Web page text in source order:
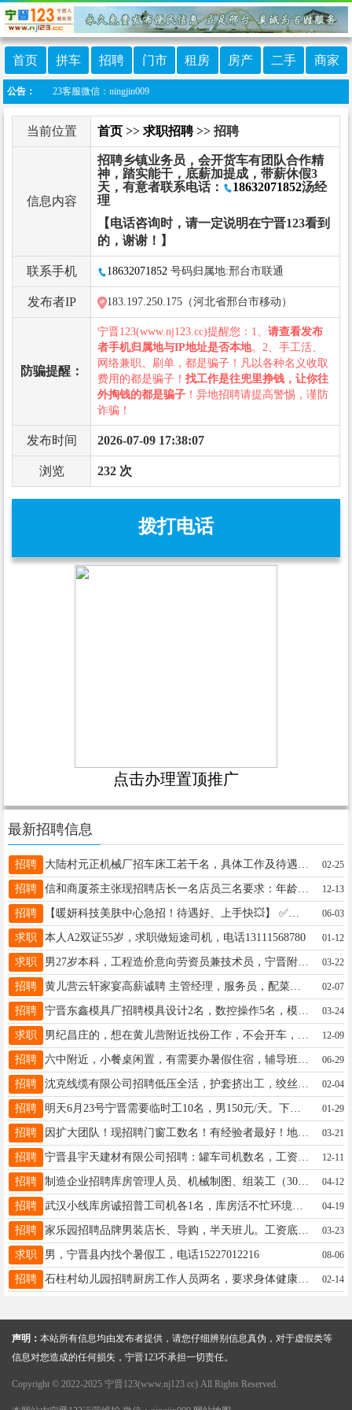
首页 拼车 招聘 门市 租房 房产 二手 商家
公告：
加宁晋123客服微信：ningjin009
当前位置 首页 >> 求职招聘>> 招聘
信息内容
招聘乡镇业务员，会开货车有团队合作精
神，踏实能干，底薪加提成，带薪休假3
天，有意者联系电话：
18632071852汤经
理
【电话咨询时，请一定说明在宁晋123看到
的，谢谢！】
联系手机 18632071852 号码归属地:邢台市联通
发布者IP 183.197.250.175（河北省邢台市移动）
防骗提醒：
宁晋123(www.nj123.cc)提醒您：1、 请查看发布
者手机归属地与IP地址是否本地。2、手工活、
网络兼职、刷单，都是骗子！凡以各种名义收取
费用的都是骗子！ 找工作是往兜里挣钱，让你往
外掏钱的都是骗子 ！异地招聘请提高警惕，谨防
诈骗！
发布时间 2026-07-09 17:38:07
浏览 232 次
拨打电话
点击办理置顶推广
最新招聘信息
招聘 02-25
招聘 信和商厦茶主张现招聘店长一名店员三名要求：年龄18－35之间责任心强有经验者优先有意向联系15130911349 12-13
招聘 【暖妍科技美肤中心急招！待遇好、上手快💥】 ✅招美容师、学徒、前台 电话：18831997188地址：宁晋县黄儿营 06-03
求职 本人A2双证55岁，求职做短途司机，电话13111568780 01-12
求职 男27岁本科，工程造价意向劳资员兼技术员，宁晋附近，18169650280工作经历中启胶建工地项目部参与金科房建项目及宿迁厂区倒班楼项目 03-22
招聘 黄儿营云轩家宴高薪诚聘 主管经理，服务员，配菜师，凉菜师，洗碗工，面点师 联系电话:18000686000（郭经理） 地址：黄儿营集市街东头 02-07
招聘 宁晋东鑫模具厂招聘模具设计2名，数控操作5名，模具组装5名，钳工5名，学徒5名，工资6000到8000元电话13012121831 03-24
求职 12-09
招聘 06-29
招聘 02-04
招聘 明天6月23号宁晋需要临时工10名，男150元/天。下班就发工资。地址:宁晋凤凰镇孟村集合。电联:1583098318515133113720 01-29
招聘 因扩大团队！现招聘门窗工数名！有经验者最好！地址在县城菜市场附近！每天工作9小时！有意者联系15833387072 03-21
招聘 12-11
招聘 制造企业招聘库房管理人员、机械制图、组装工（30-50岁）、机加工人。以上岗位要有一定工作经验，可以熟练上手。计件工资，多劳多得。联系电话18132213112 04-12
招聘 04-19
招聘 家乐园招聘品牌男装店长、导购，半天班儿。工资底薪+提成+节假日三薪,待遇优厚，晋升空间大。联系15075960596 03-23
求职 男，宁晋县内找个暑假工，电话15227012216 08-06
招聘 石柱村幼儿园招聘厨房工作人员两名，要求身体健康，干净勤快，有工作经验者优先录用，电话13483950111 02-14
声明： 本站所有信息均由发布者提供，请您仔细辨别信息真伪，对于虚假类等
信息对您造成的任何损失，宁晋123不承担一切责任。
Copyright © 2022-2025 宁晋123(www.nj123.cc) All Rights Reserved.